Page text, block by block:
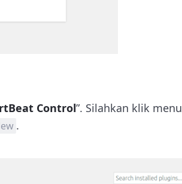
Control”. Silahkan klik menu
.